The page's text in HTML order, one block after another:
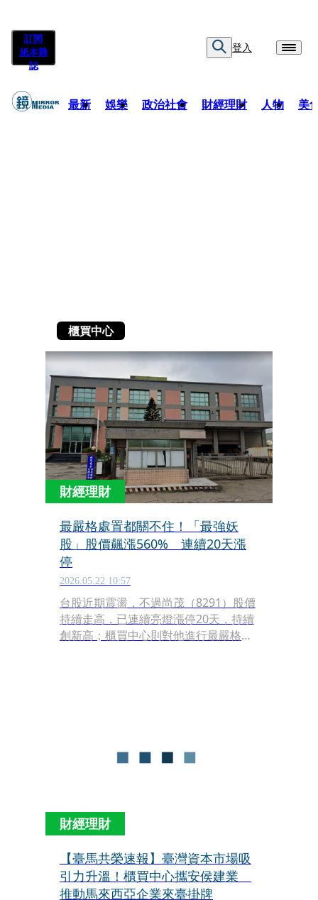
訂閱
紙本雜
誌
登入
最新 娛樂 政治社會 財經理財 人物 美
櫃買中心
財經理財
最嚴格處置都關不住！「最強妖
股」股價飆漲560% 連續20天漲
停
2026.05.22 10:57
台股近期震盪，不過尚茂（8291）股價
持續走高，已連續亮燈漲停20天，持續
創新高；櫃買中心則對他進行最嚴格監
財經理財
【臺馬共榮速報】臺灣資本市場吸
引力升溫！櫃買中心攜安侯建業
推動馬來西亞企業來臺掛牌